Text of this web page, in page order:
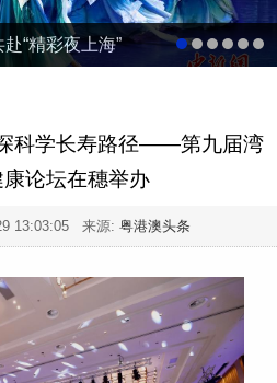
“精彩夜上海”
科学长寿路径——第九届湾
康论坛在穗举办
13:03:05来源: 粤港澳头条